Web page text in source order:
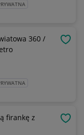
360 /
firankę z